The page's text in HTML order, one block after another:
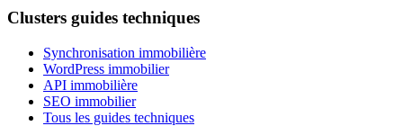
Clusters guides techniques
Synchronisation immobilière
WordPress immobilier
API immobilière
SEO immobilier
Tous les guides techniques